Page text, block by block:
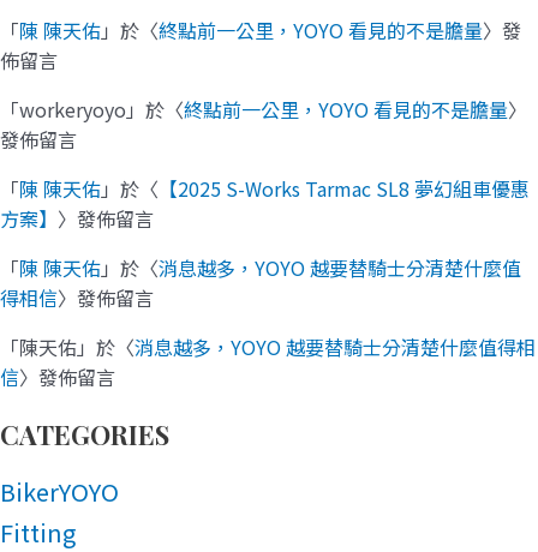
「陳 陳天佑」於〈終點前一公里，YOYO 看見的不是膽量〉發
佈留言
「workeryoyo 」於〈終點前一公里，YOYO 看見的不是膽量〉
發佈留言
「陳 陳天佑」於〈 【2025 S-Works Tarmac SL8 夢幻組車優惠
方案】 〉發佈留言
「陳 陳天佑」於〈消息越多，YOYO 越要替騎士分清楚什麼值
得相信〉發佈留言
「陳天佑」於〈消息越多，YOYO 越要替騎士分清楚什麼值得相
信〉發佈留言
CATEGORIES
BikerYOYO
Fitting